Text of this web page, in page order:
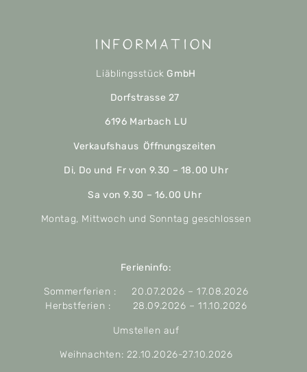
Information
Liäblingsstück GmbH
Dorfstrasse 27
6196 Marbach LU
Verkaufshaus Öffnungszeiten
Di, Do und Fr von 9.30 – 18.00 Uhr
Sa von 9.30 – 16.00 Uhr
Montag, Mittwoch und Sonntag geschlossen
Ferieninfo:
Sommerferien : 20.07.2026 – 17.08.2026
Herbstferien : 28.09.2026 – 11.10.2026
Umstellen auf
Weihnachten: 22.10.2026-27.10.2026